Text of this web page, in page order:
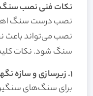
نکات فنی نصب سنگ
نصب درست سنگ
نصب می‌تواند باعث
سنگ شود. نکات
۱. زیرسازی و سازه نگهدارنده
برای سنگ‌های سنگین